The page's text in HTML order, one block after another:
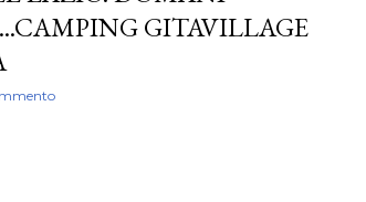
GITAVILLAGE